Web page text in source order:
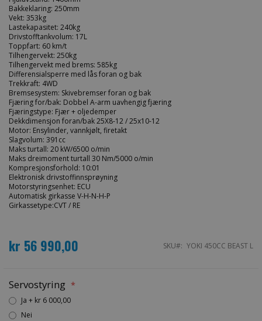
Bakkeklaring: 250mm
Vekt: 353kg
Lastekapasitet: 240kg
Drivstofftankvolum: 17L
Toppfart: 60 km/t
Tilhengervekt: 250kg
Tilhengervekt med brems: 585kg
Differensialsperre med lås foran og bak
Trekkraft: 4WD
Bremsesystem: Skivebremser foran og bak
Fjæring for/bak: Dobbel A-arm uavhengig fjæring
Fjæringstype: Fjær + oljedemper
Dekkdimensjon foran/bak 25X8-12 / 25x10-12
Motor: Ensylinder, vannkjølt, firetakt
Slagvolum: 391cc
Maks turtall: 20 kW/6500 o/min
Maks dreimoment turtall 30 Nm/5000 o/min
Kompresjonsforhold: 10:01
Elektronisk drivstoffinnsprøyning
Motorstyringsenhet: ECU
Automatisk girkasse V-H-N-H-P
Girkassetype:CVT / RE
kr 56 990,00 SKU YOKI 450CC BEAST L
Servostyring
Ja + kr 6 000,00
Nei